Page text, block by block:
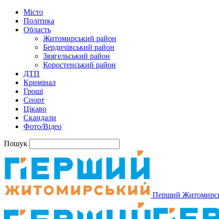
Місто
Політика
Область
Житомирський район
Бердичівський район
Звягельський район
Коростенський район
ДТП
Кримінал
Гроші
Спорт
Цікаво
Скандали
Фото/Відео
Пошук
Перший